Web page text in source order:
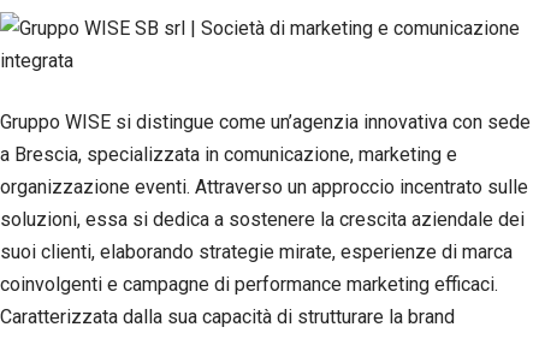
Gruppo WISE si distingue come un’agenzia innovativa con sede
a Brescia, specializzata in comunicazione, marketing e
organizzazione eventi. Attraverso un approccio incentrato sulle
soluzioni, essa si dedica a sostenere la crescita aziendale dei
suoi clienti, elaborando strategie mirate, esperienze di marca
coinvolgenti e campagne di performance marketing efficaci.
Caratterizzata dalla sua capacità di strutturare la brand